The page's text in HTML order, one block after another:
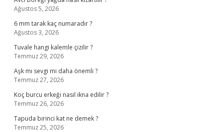
Ağustos 5, 2026
6 mm tarak kaç numaradır ?
Ağustos 3, 2026
Tuvale hangi kalemle çizilir ?
Temmuz 29, 2026
Aşk mı sevgi mi daha önemli ?
Temmuz 27, 2026
Koç burcu erkeği nasıl ikna edilir ?
Temmuz 26, 2026
Tapuda birinci kat ne demek ?
Temmuz 25, 2026